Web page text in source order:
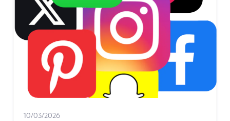
10/03/2026
Read